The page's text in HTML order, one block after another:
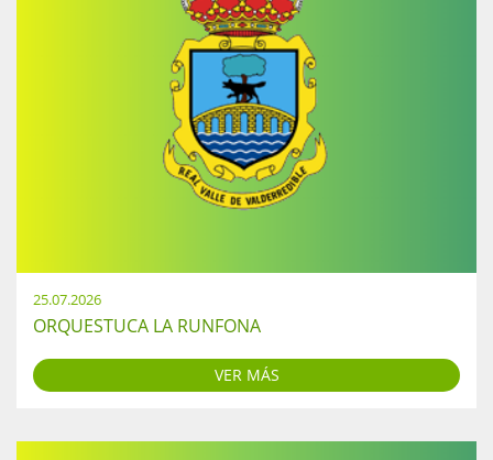
25.07.2026
ORQUESTUCA LA RUNFONA
VER MÁS